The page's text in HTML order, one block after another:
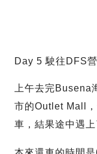
Day 5 駛往DFS
上午去完Busena
市的Outlet Mall
車，結果途中遇上